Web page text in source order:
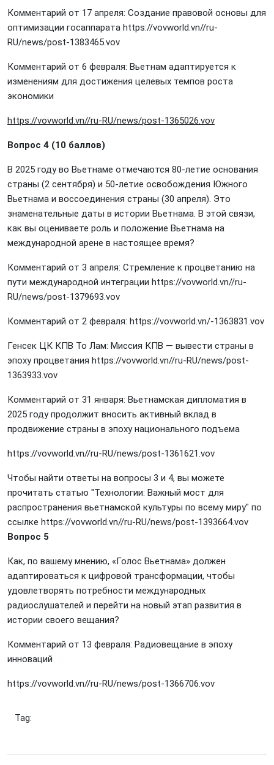
Комментарий от 17 апреля: Создание правовой основы для
оптимизации госаппарата https://vovworld.vn//ru-
RU/news/post-1383465.vov
Комментарий от 6 февраля: Вьетнам адаптируется к
изменениям для достижения целевых темпов роста
экономики
https://vovworld.vn//ru-RU/news/post-1365026.vov
Вопрос 4 (10 баллов)
В 2025 году во Вьетнаме отмечаются 80-летие основания
страны (2 сентября) и 50-летие освобождения Южного
Вьетнама и воссоединения страны (30 апреля). Это
знаменательные даты в истории Вьетнама. В этой связи,
как вы оцениваете роль и положение Вьетнама на
международной арене в настоящее время?
Комментарий от 3 апреля: Стремление к процветанию на
пути международной интеграции https://vovworld.vn//ru-
RU/news/post-1379693.vov
Комментарий от 2 февраля: https://vovworld.vn/-1363831.vov
Генсек ЦК КПВ То Лам: Миссия КПВ — вывести страны в
эпоху процветания https://vovworld.vn//ru-RU/news/post-
1363933.vov
Комментарий от 31 января: Вьетнамская дипломатия в
2025 году продолжит вносить активный вклад в
продвижение страны в эпоху национального подъема
https://vovworld.vn//ru-RU/news/post-1361621.vov
Чтобы найти ответы на вопросы 3 и 4, вы можете
прочитать статью "Технологии: Важный мост для
распространения вьетнамской культуры по всему миру" по
ссылке https://vovworld.vn//ru-RU/news/post-1393664.vov
Вопрос 5
Как, по вашему мнению, «Голос Вьетнама» должен
адаптироваться к цифровой трансформации, чтобы
удовлетворять потребности международных
радиослушателей и перейти на новый этап развития в
истории своего вещания?
Комментарий от 13 февраля: Радиовещание в эпоху
инноваций
https://vovworld.vn//ru-RU/news/post-1366706.vov
Tag: